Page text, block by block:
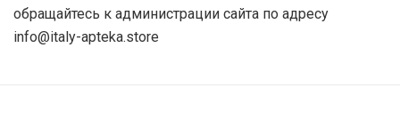
обращайтесь к администрации сайта по адресу
info@italy-apteka.store